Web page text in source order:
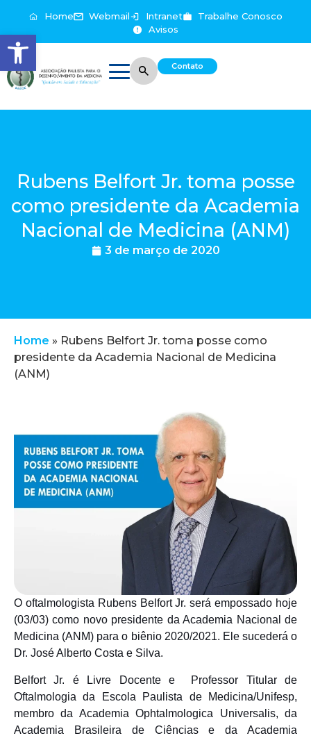
Abrir a barra de ferramentas
Home Webmail Intranet
Trabalhe Conosco
Avisos
Contato
Rubens Belfort Jr. toma posse
como presidente da Academia
Nacional de Medicina (ANM)
3 de março de 2020
Home » Rubens Belfort Jr. toma posse como
presidente da Academia Nacional de Medicina
(ANM)
O oftalmologista Rubens Belfort Jr. será empossado hoje
(03/03) como novo presidente da Academia Nacional de
Medicina (ANM) para o biênio 2020/2021. Ele sucederá o
Dr. José Alberto Costa e Silva.
Belfort Jr. é Livre Docente e Professor Titular de
Oftalmologia da Escola Paulista de Medicina/Unifesp,
membro da Academia Ophtalmologica Universalis, da
Academia Brasileira de Ciências e da Academia